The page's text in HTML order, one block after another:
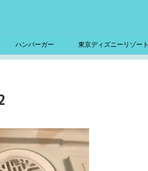
ハンバーガー 東京ディズニーリゾート